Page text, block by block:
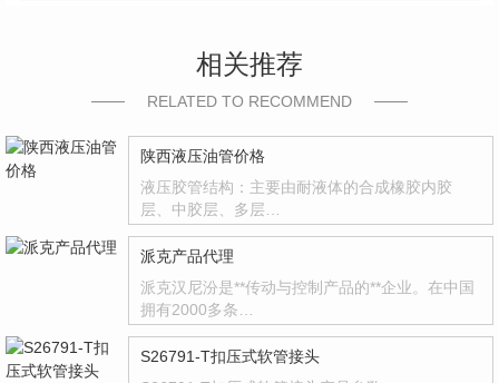
相关推荐
RELATED TO RECOMMEND
陕西液压油管价格
液压胶管结构：主要由耐液体的合成橡胶内胶
层、中胶层、多层…
派克产品代理
派克汉尼汾是**传动与控制产品的**企业。在中国
拥有2000多条…
S26791-T扣压式软管接头